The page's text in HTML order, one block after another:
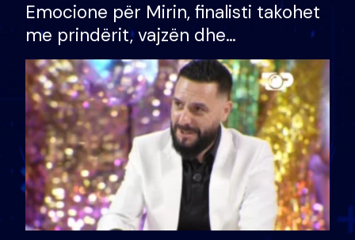
Emocione për Mirin, finalisti takohet
me prindërit, vajzën dhe
bashkëshorten: S’kemi ndonjë letër
divorci apo jo?